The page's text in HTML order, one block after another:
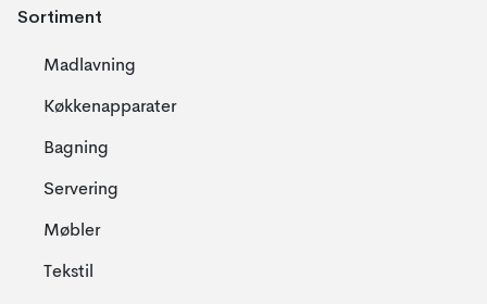
Sortiment
Madlavning
Køkkenapparater
Bagning
Servering
Møbler
Tekstil